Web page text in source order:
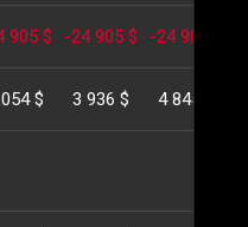
905 $ -24 905 $ -24 905 $
$ 3 936 $ 4 845 $